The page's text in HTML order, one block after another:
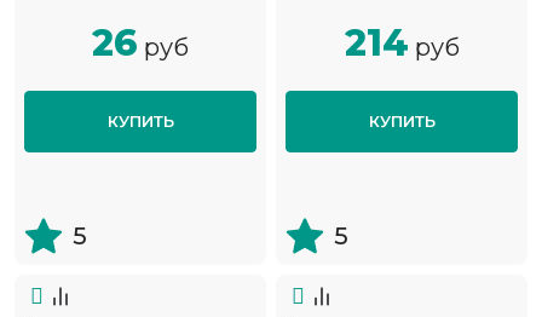
26 руб
КУПИТЬ
5
214 руб
КУПИТЬ
5